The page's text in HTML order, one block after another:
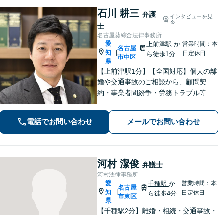
石川 耕三 弁護
士
インタビューを見
る
名古屋葵綜合法律事務所
愛
知
県
|
名古屋
市中区
上前津駅か
ら徒歩1分
営業時間：本
日定休日
【上前津駅1分】【全国対応】個人の離
婚や交通事故のご相談から、顧問契
約・事業者間紛争・労務トラブル等ま
を中心に東海地方全域からご相談を承
っております。【夜間面談可能】【オ
ンライン相談可能】
電話でお問い合わせ メールでお問い合わせ
河村 潔俊 弁護士
河村法律事務所
愛
知
県
名古屋
市東区
千種駅 か
ら徒歩4分
営業時間：本
日定休日
【千種駅2分】離婚・相続・交通事故・